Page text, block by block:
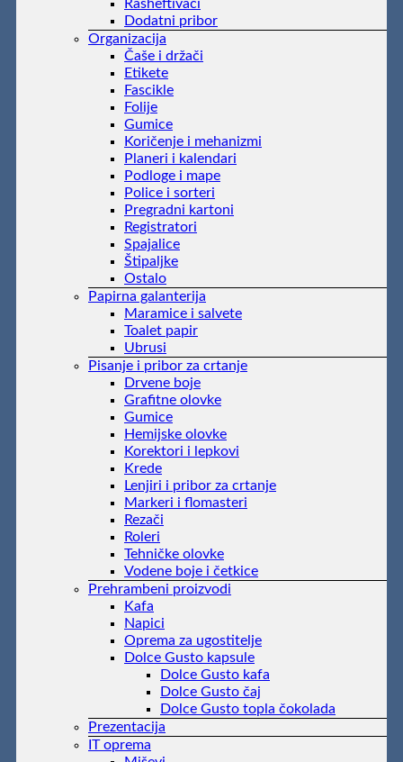
Rasheftivači
Dodatni pribor
Organizacija
Čaše i držači
Etikete
Fascikle
Folije
Gumice
Koričenje i mehanizmi
Planeri i kalendari
Podloge i mape
Police i sorteri
Pregradni kartoni
Registratori
Spajalice
Štipaljke
Ostalo
Papirna galanterija
Maramice i salvete
Toalet papir
Ubrusi
Pisanje i pribor za crtanje
Drvene boje
Grafitne olovke
Gumice
Hemijske olovke
Korektori i lepkovi
Krede
Lenjiri i pribor za crtanje
Markeri i flomasteri
Rezači
Roleri
Tehničke olovke
Vodene boje i četkice
Prehrambeni proizvodi
Kafa
Napici
Oprema za ugostitelje
Dolce Gusto kapsule
Dolce Gusto kafa
Dolce Gusto čaj
Dolce Gusto topla čokolada
Prezentacija
IT oprema